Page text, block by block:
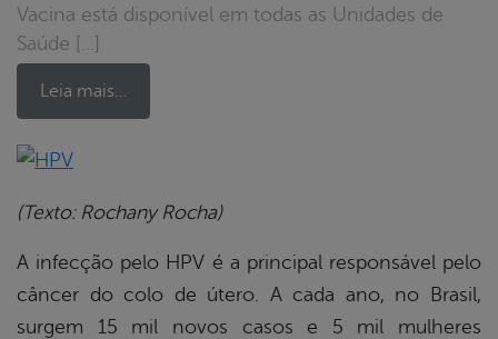
Vacina está disponível em todas as Unidades de
Saúde […]
Leia mais…
(Texto: Rochany Rocha)
A infecção pelo HPV é a principal responsável pelo
câncer do colo de útero. A cada ano, no Brasil,
surgem 15 mil novos casos e 5 mil mulheres